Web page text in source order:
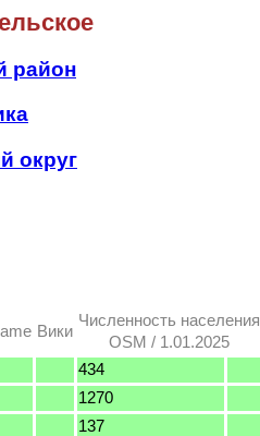
район
округ
Вики
Численность населения
OSM / 1.01.2025
434
1270
137